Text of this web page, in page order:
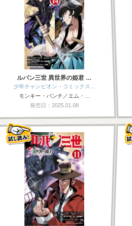
ルパン三世 異世界の姫君 …
少年チャンピオン・コミックス…
モンキー・パンチ／エム・…
発売日：2025.01.08